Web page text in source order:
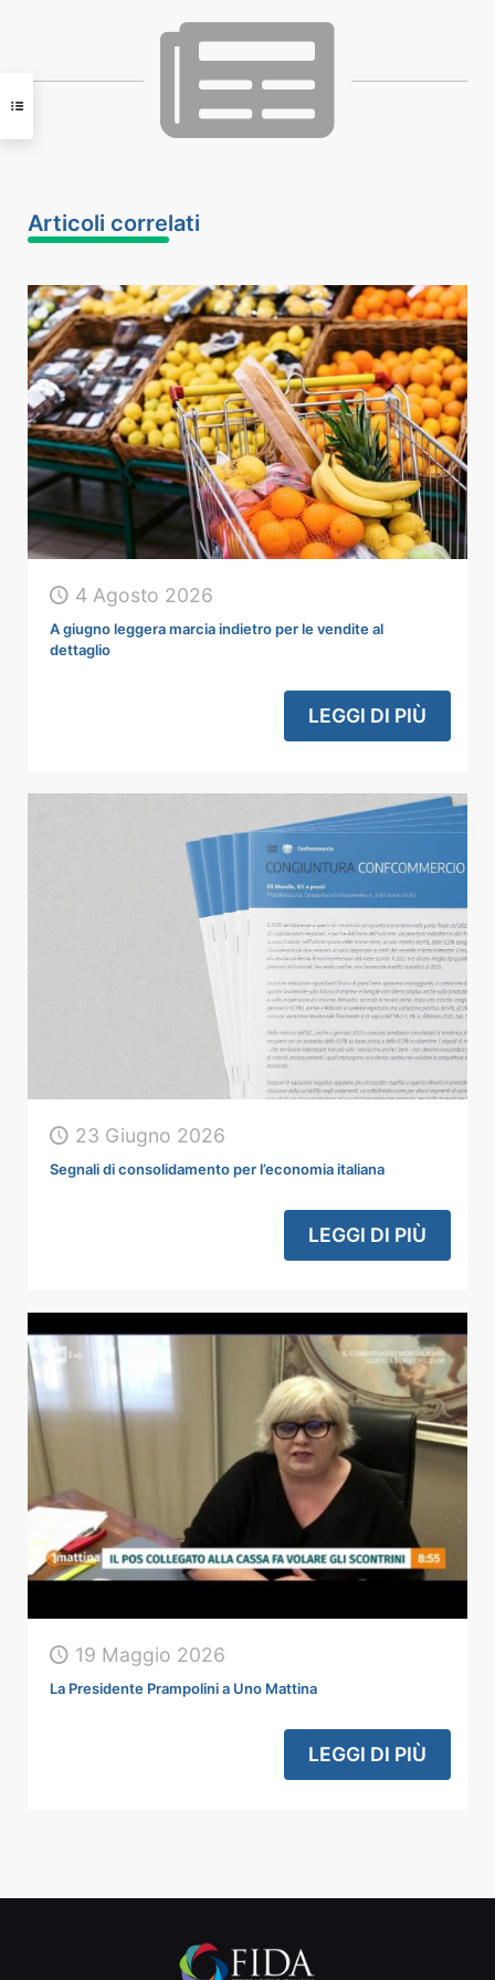
Articoli correlati
4 Agosto 2026
A giugno leggera marcia indietro per le vendite al
dettaglio
LEGGI DI PIÙ
23 Giugno 2026
Segnali di consolidamento per l’economia italiana
LEGGI DI PIÙ
19 Maggio 2026
La Presidente Prampolini a Uno Mattina
LEGGI DI PIÙ